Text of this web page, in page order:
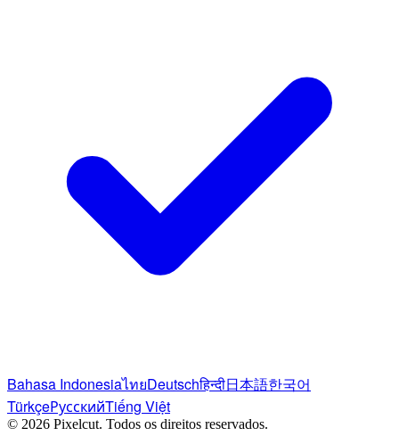
Bahasa IndonesiaไทยDeutschहिन्दी日本語한국어
TürkçeРусскийTiếng Việt
© 2026 Pixelcut. Todos os direitos reservados.